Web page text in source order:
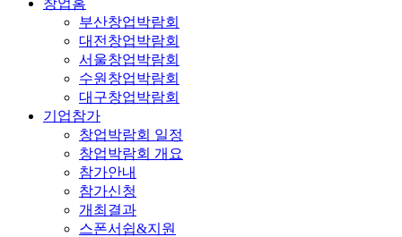
창업홈
부산창업박람회
대전창업박람회
서울창업박람회
수원창업박람회
대구창업박람회
기업참가
창업박람회 일정
창업박람회 개요
참가안내
참가신청
개최결과
스폰서쉽&지원